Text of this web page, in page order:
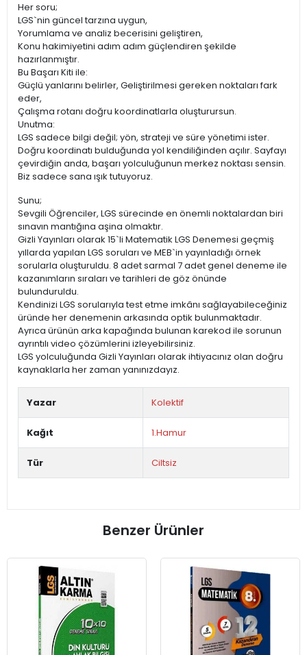
Her soru;
LGS`nin güncel tarzına uygun,
Yorumlama ve analiz becerisini geliştiren,
Konu hakimiyetini adım adım güçlendiren şekilde
hazırlanmıştır.
Bu Başarı Kiti ile:
Güçlü yanlarını belirler, Geliştirilmesi gereken noktaları fark
eder,
Çalışma rotanı doğru koordinatlarla oluşturursun.
Unutma:
LGS sadece bilgi değil; yön, strateji ve süre yönetimi ister.
Doğru koordinatı bulduğunda yol kendiliğinden açılır. Sayfayı
çevirdiğin anda, başarı yolculuğunun merkez noktası sensin.
Biz sadece sana ışık tutuyoruz.
Sunu;
Sevgili Öğrenciler, LGS sürecinde en önemli noktalardan biri
sınavın mantığına aşina olmaktır.
Gizli Yayınları olarak 15`li Matematik LGS Denemesi geçmiş
yıllarda yapılan LGS soruları ve MEB`in yayınladığı örnek
sorularla oluşturuldu. 8 adet sarmal 7 adet genel deneme ile
kazanımların sıraları ve tarihleri de göz önünde
bulunduruldu.
Kendinizi LGS sorularıyla test etme imkânı sağlayabileceğiniz
üründe her denemenin arkasında optik bulunmaktadır.
Ayrıca ürünün arka kapağında bulunan karekod ile sorunun
ayrıntılı video çözümlerini izleyebilirsiniz.
LGS yolculuğunda Gizli Yayınları olarak ihtiyacınız olan doğru
kaynaklarla her zaman yanınızdayız.
Yazar Kolektif
Kağıt 1.Hamur
Tür Ciltsiz
Benzer Ürünler